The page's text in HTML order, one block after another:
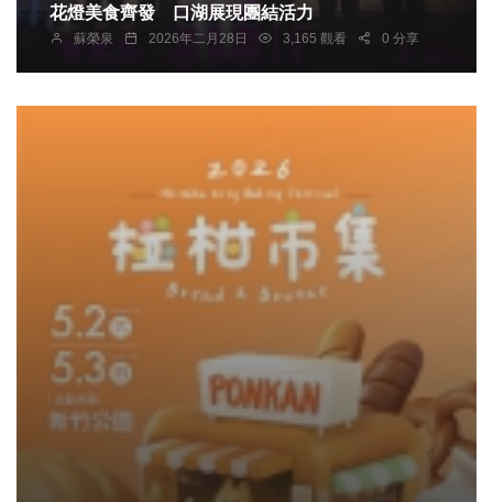
花燈美食齊發 口湖展現團結活力
蘇榮泉 2026年二月28日 3,165 觀看 0 分享